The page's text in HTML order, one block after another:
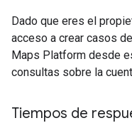
Dado que eres el
acceso a crear casos
Maps Platform desde
consultas sobre la
Tiempos de